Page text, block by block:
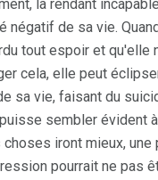
la rendant
négatif de sa vie.
tout espoir et qu'elle
cela, elle peut
sa vie, faisant du
sembler évident
iront mieux, une
pourrait ne pas